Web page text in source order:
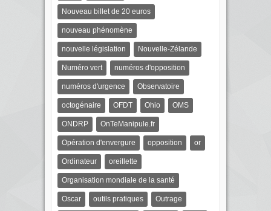
Nouveau billet de 20 euros
nouveau phénomène
nouvelle législation Nouvelle-Zélande
Numéro vert numéros d'opposition
numéros d'urgence Observatoire
octogénaire OFDT Ohio OMS
ONDRP OnTeManipule.fr
Opération d'envergure opposition or
Ordinateur oreillette
Organisation mondiale de la santé
Oscar outils pratiques Outrage